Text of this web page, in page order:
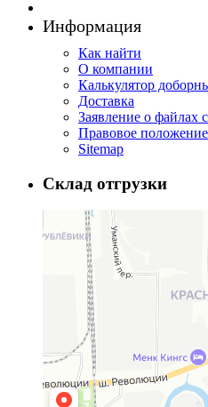
Информация
Как найти
О компании
Калькулятор
Доставка
Заявление о файлах
Правовое положение
Sitemap
Склад отгрузки